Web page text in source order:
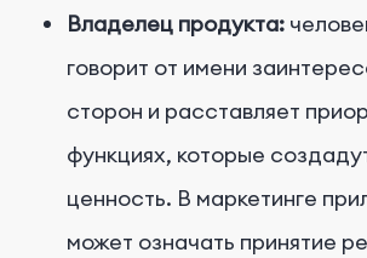
Владелец продукта:
говорит от имени
сторон и расставляет
функциях, которые
ценность. В маркетинге
может означать принятие